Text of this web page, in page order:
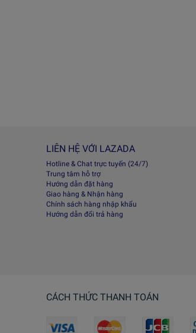
LIÊN HỆ VỚI LAZADA
Hotline & Chat trực tuyến (24/7)
Trung tâm hỗ trợ
Hướng dẫn đặt hàng
Giao hàng & Nhận hàng
Chính sách hàng nhập khẩu
Hướng dẫn đổi trả hàng
CÁCH THỨC THANH TOÁN